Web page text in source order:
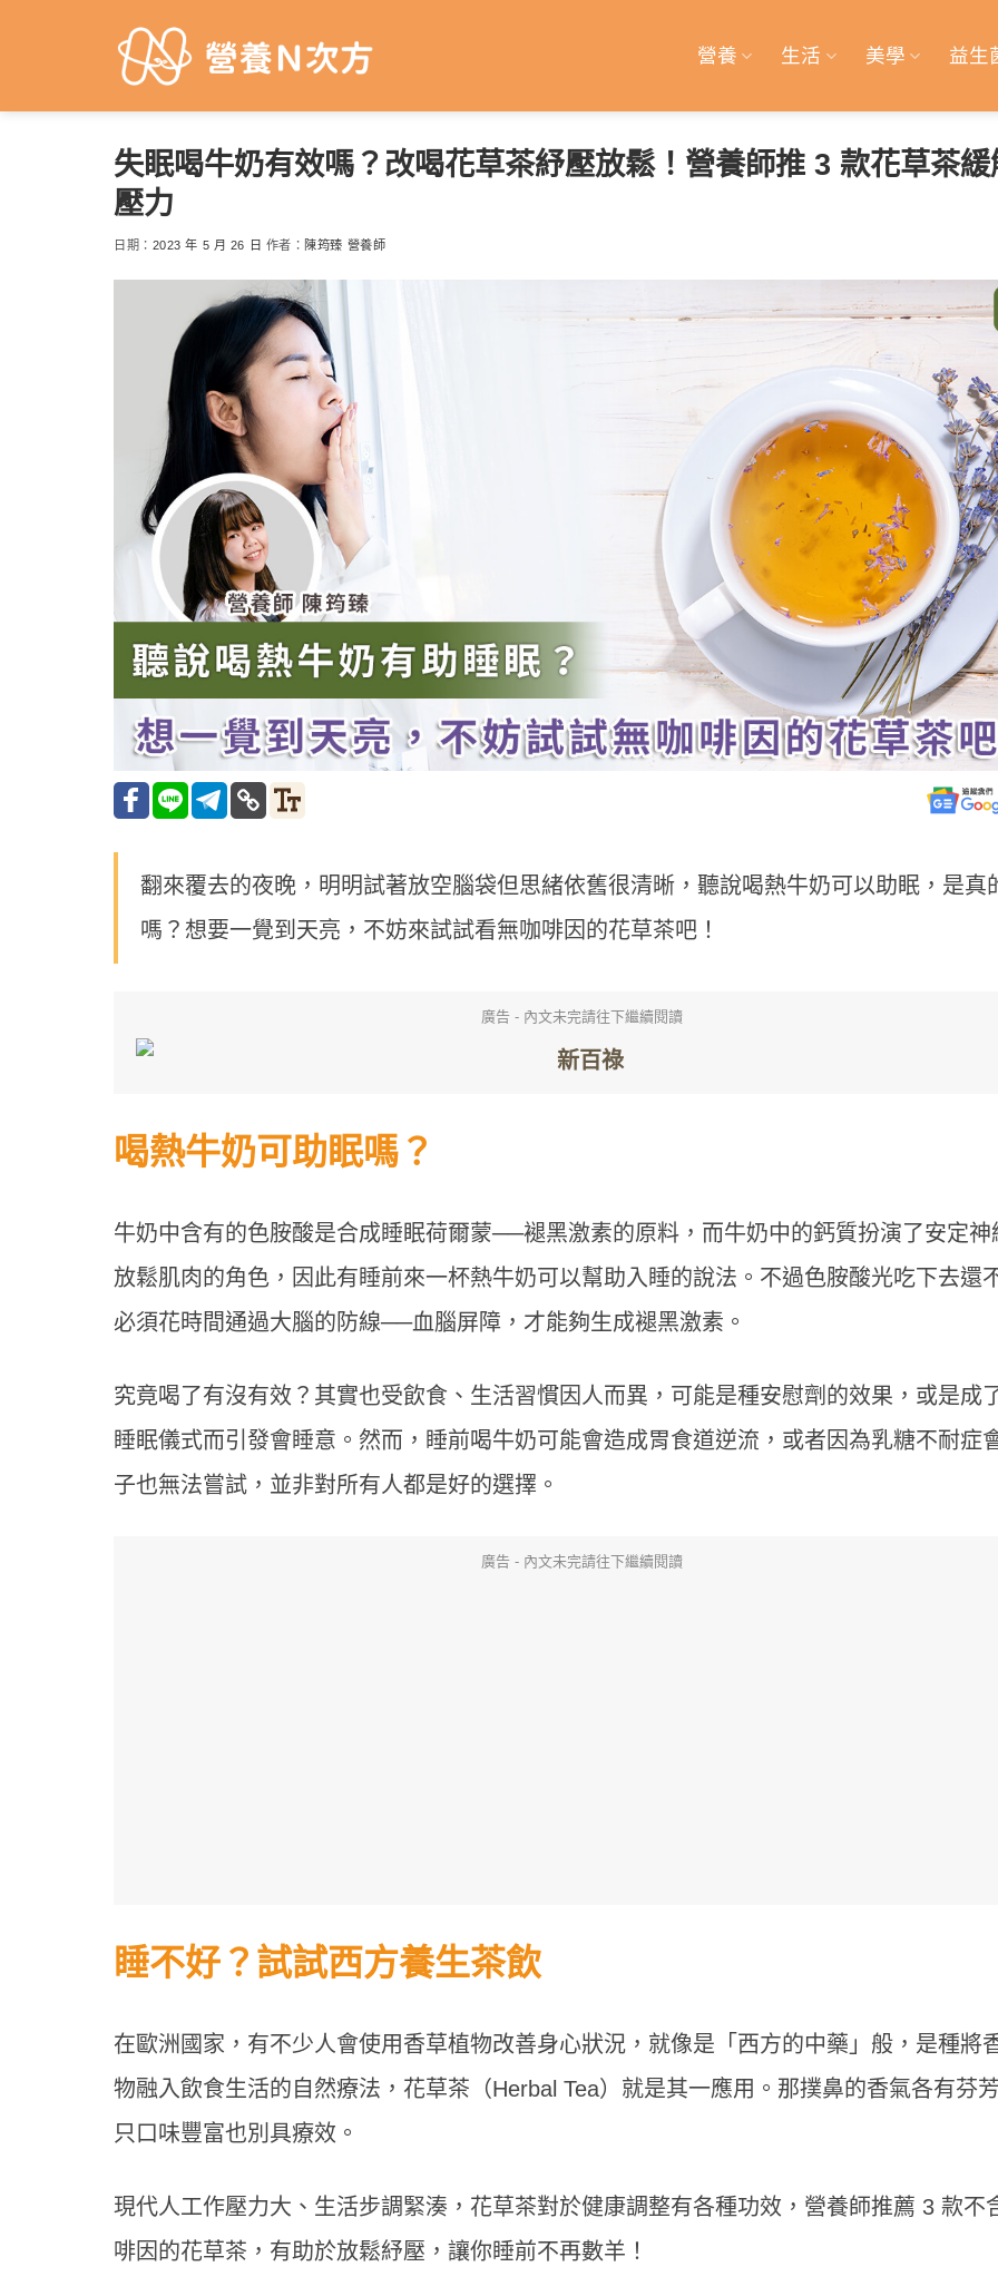
營養 生活 美學 益生
失眠喝牛奶有效嗎？改喝花草茶紓壓放鬆！營養師推 3 款花草茶緩
壓力
日期： 2023 年 5 月 26 日 作者： 陳筠臻 營養師
翻來覆去的夜晚，明明試著放空腦袋但思緒依舊很清晰，聽說喝熱牛奶可以助眠，是真
嗎？想要一覺到天亮，不妨來試試看無咖啡因的花草茶吧！
廣告 - 內文未完請往下繼續閱讀
喝熱牛奶可助眠嗎？
牛奶中含有的色胺酸是合成睡眠荷爾蒙──褪黑激素的原料，而牛奶中的鈣質扮演了安定神
放鬆肌肉的角色，因此有睡前來一杯熱牛奶可以幫助入睡的說法。不過色胺酸光吃下去還
必須花時間通過大腦的防線──血腦屏障，才能夠生成褪黑激素。
究竟喝了有沒有效？其實也受飲食、生活習慣因人而異，可能是種安慰劑的效果，或是成
睡眠儀式而引發會睡意。然而，睡前喝牛奶可能會造成胃食道逆流，或者因為乳糖不耐症
子也無法嘗試，並非對所有人都是好的選擇。
廣告 - 內文未完請往下繼續閱讀
睡不好？試試西方養生茶飲
在歐洲國家，有不少人會使用香草植物改善身心狀況，就像是「西方的中藥」般，是種將
物融入飲食生活的自然療法，花草茶（Herbal Tea）就是其一應用。那撲鼻的香氣各有芬
只口味豐富也別具療效。
現代人工作壓力大、生活步調緊湊，花草茶對於健康調整有各種功效，營養師推薦 3 款不
啡因的花草茶，有助於放鬆紓壓，讓你睡前不再數羊！